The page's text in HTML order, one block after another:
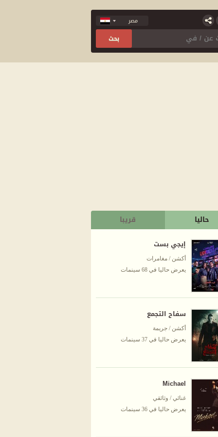
حاليا قريبا
إيجي بست
أكشن / مغامرات
يعرض حاليا في 68 سينمات
سفاح التجمع
أكشن / جريمة
يعرض حاليا في 37 سينمات
Michael
غنائي / وثائقي
يعرض حاليا في 36 سينمات